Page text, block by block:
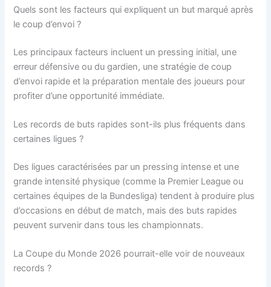
Quels sont les facteurs qui expliquent un but marqué après
le coup d’envoi ?
Les principaux facteurs incluent un pressing initial, une
erreur défensive ou du gardien, une stratégie de coup
d’envoi rapide et la préparation mentale des joueurs pour
profiter d’une opportunité immédiate.
Les records de buts rapides sont-ils plus fréquents dans
certaines ligues ?
Des ligues caractérisées par un pressing intense et une
grande intensité physique (comme la Premier League ou
certaines équipes de la Bundesliga) tendent à produire plus
d’occasions en début de match, mais des buts rapides
peuvent survenir dans tous les championnats.
La Coupe du Monde 2026 pourrait-elle voir de nouveaux
records ?